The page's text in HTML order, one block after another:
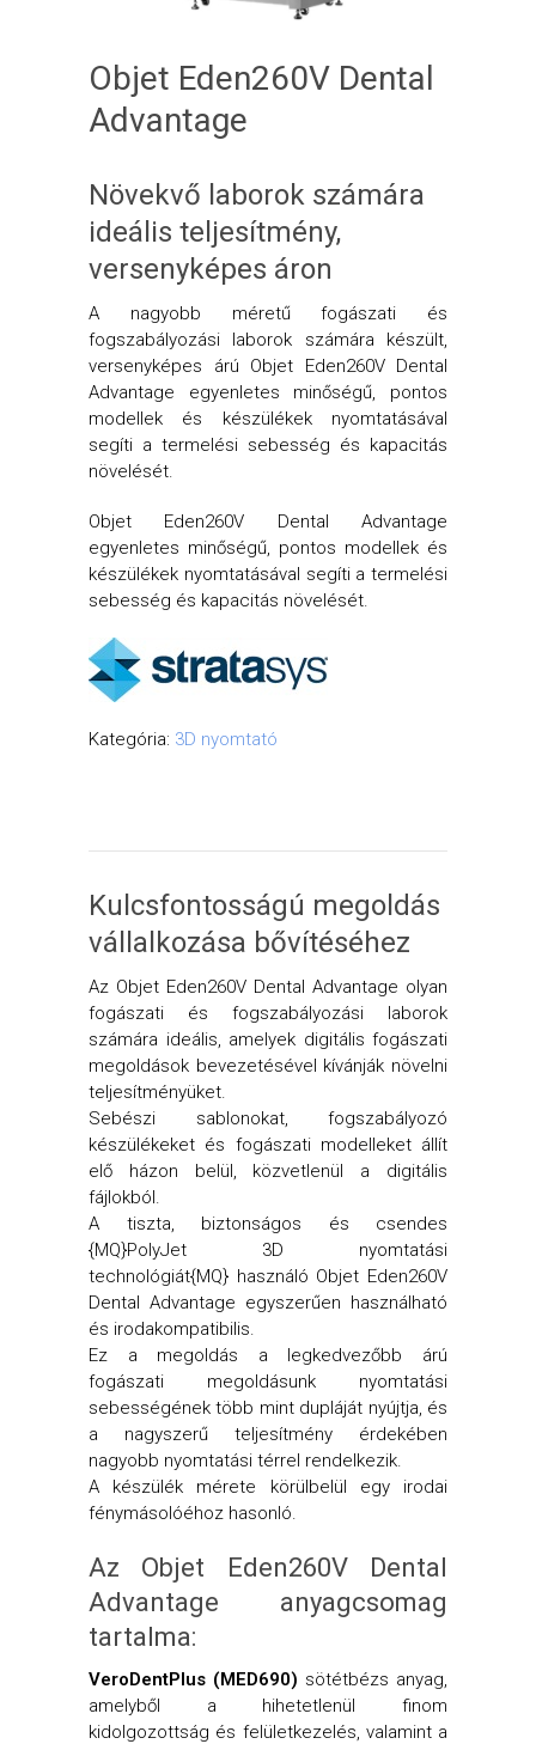
Objet Eden260V Dental
Advantage
Növekvő laborok számára
ideális teljesítmény,
versenyképes áron
A nagyobb méretű fogászati és
fogszabályozási laborok számára készült,
versenyképes árú Objet Eden260V Dental
Advantage egyenletes minőségű, pontos
modellek és készülékek nyomtatásával
segíti a termelési sebesség és kapacitás
növelését.
Objet Eden260V Dental Advantage
egyenletes minőségű, pontos modellek és
készülékek nyomtatásával segíti a termelési
sebesség és kapacitás növelését.
Kategória: 3D nyomtató
Kulcsfontosságú megoldás
vállalkozása bővítéséhez
Az Objet Eden260V Dental Advantage olyan
fogászati és fogszabályozási laborok
számára ideális, amelyek digitális fogászati
megoldások bevezetésével kívánják növelni
teljesítményüket.
Sebészi sablonokat, fogszabályozó
készülékeket és fogászati modelleket állít
elő házon belül, közvetlenül a digitális
fájlokból.
A tiszta, biztonságos és csendes
{MQ}PolyJet 3D nyomtatási
technológiát{MQ} használó Objet Eden260V
Dental Advantage egyszerűen használható
és irodakompatibilis.
Ez a megoldás a legkedvezőbb árú
fogászati megoldásunk nyomtatási
sebességének több mint dupláját nyújtja, és
a nagyszerű teljesítmény érdekében
nagyobb nyomtatási térrel rendelkezik.
A készülék mérete körülbelül egy irodai
fénymásolóéhoz hasonló.
Az Objet Eden260V Dental
Advantage anyagcsomag
tartalma:
VeroDentPlus (MED690) sötétbézs anyag,
amelyből a hihetetlenül finom
kidolgozottság és felületkezelés, valamint a